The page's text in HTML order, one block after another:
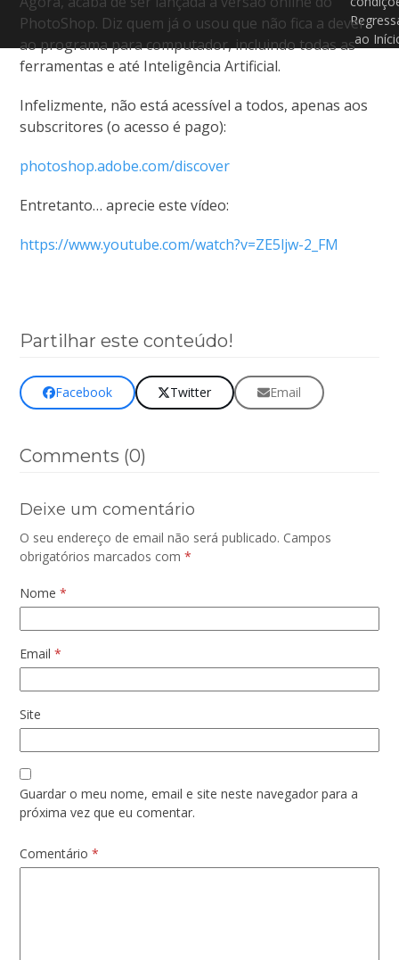
PhotoShop. Diz quem já o usou que não fica a dever
ao programa para computador, incluindo todas as
ferramentas e até Inteligência Artificial.
Infelizmente, não está acessível a todos, apenas aos
subscritores (o acesso é pago):
photoshop.adobe.com/discover
Entretanto… aprecie este vídeo:
https://www.youtube.com/watch?v=ZE5ljw-2_FM
Partilhar este conteúdo!
Facebook Twitter Email
Comments (0)
Deixe um comentário
O seu endereço de email não será publicado. Campos
obrigatórios marcados com*
Nome*
Email*
Site
Guardar o meu nome, email e site neste navegador para a
próxima vez que eu comentar.
Comentário*
ao